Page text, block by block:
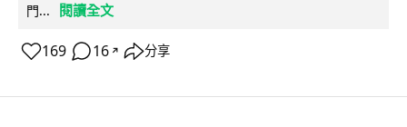
門...
閱讀全文
169 16 ↗ 分享